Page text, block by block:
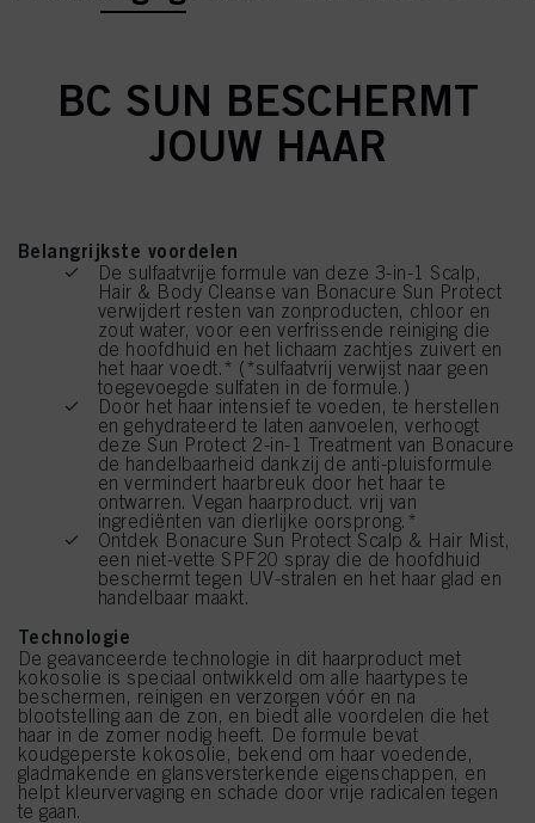
BC SUN BESCHERMT
JOUW HAAR
Belangrijkste voordelen
De sulfaatvrije formule van deze 3-in-1 Scalp,
Hair & Body Cleanse van Bonacure Sun Protect
verwijdert resten van zonproducten, chloor en
zout water, voor een verfrissende reiniging die
de hoofdhuid en het lichaam zachtjes zuivert en
het haar voedt.* (*sulfaatvrij verwijst naar geen
toegevoegde sulfaten in de formule.)
Door het haar intensief te voeden, te herstellen
en gehydrateerd te laten aanvoelen, verhoogt
deze Sun Protect 2-in-1 Treatment van Bonacure
de handelbaarheid dankzij de anti-pluisformule
en vermindert haarbreuk door het haar te
ontwarren. Vegan haarproduct. vrij van
ingrediënten van dierlijke oorsprong.*
Ontdek Bonacure Sun Protect Scalp & Hair Mist,
een niet-vette SPF20 spray die de hoofdhuid
beschermt tegen UV-stralen en het haar glad en
handelbaar maakt.
Technologie
De geavanceerde technologie in dit haarproduct met
kokosolie is speciaal ontwikkeld om alle haartypes te
beschermen, reinigen en verzorgen vóór en na
blootstelling aan de zon, en biedt alle voordelen die het
haar in de zomer nodig heeft. De formule bevat
koudgeperste kokosolie, bekend om haar voedende,
gladmakende en glansversterkende eigenschappen, en
helpt kleurvervaging en schade door vrije radicalen tegen
te gaan.